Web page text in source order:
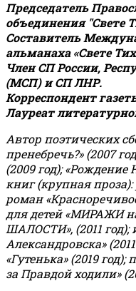
Председатель
объединения "Свете
Составитель
альманаха «Свете
Член СП России,
(МСП) и СП ЛНР.
Корреспондент
Лауреат
Автор поэтических
пренебречь?» (2007
(2009 год); «Рождение
книг (крупная проза):
роман
для детей «МИРАЖИ
ШАЛОСТИ», (2011
Александровска»
«Гутенька» (2019
за Правдой ходили»